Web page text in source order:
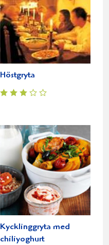
Höstgryta
Kycklinggryta med
chiliyoghurt